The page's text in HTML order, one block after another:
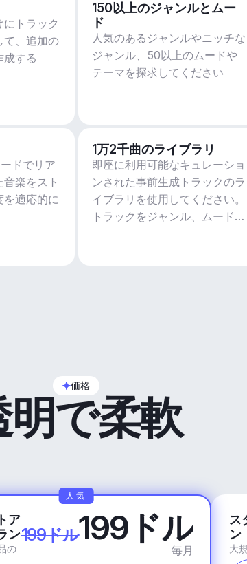
トラック
て、追加の
成する
150以上のジャンルとムー
ド
人気のあるジャンルやニッチな
ジャンル、50以上のムードや
テーマを探求してください
ドでリア
楽をスト
を適応的に
1万2千曲のライブラリ
即座に利用可能なキュレーショ
ンされた事前生成トラックのラ
イブラリを使用してください。
トラックをジャンル、ムード、
価格
明で柔軟
ア
ン
の
199ドル199ドル
毎月
人気
ス
ン
大